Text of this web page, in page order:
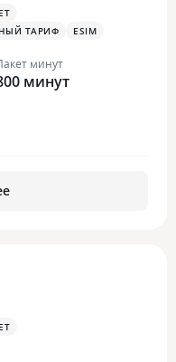
ТАРИФ ESIM
минут
минут